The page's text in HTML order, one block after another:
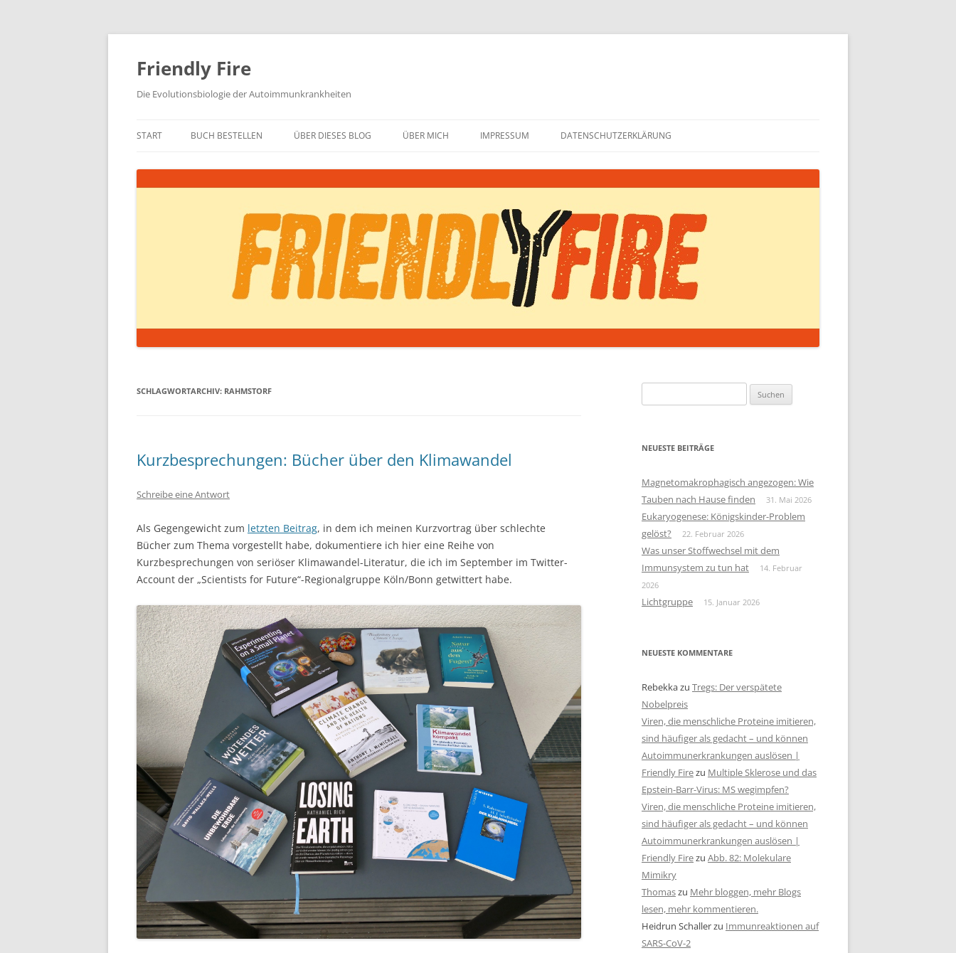
Zum
springen
Friendly Fire
Die Evolutionsbiologie der Autoimmunkrankheiten
START BUCH BESTELLEN ÜBER DIESES BLOG ÜBER MICH IMPRESSUM DATENSCHUTZERKLÄRUNG
SCHLAGWORTARCHIV: RAHMSTORF
Kurzbesprechungen: Bücher über den Klimawandel
Schreibe eine Antwort
Als Gegengewicht zum letzten Beitrag, in dem ich meinen Kurzvortrag über schlechte
Bücher zum Thema vorgestellt habe, dokumentiere ich hier eine Reihe von
Kurzbesprechungen von seriöser Klimawandel-Literatur, die ich im September im Twitter-
Account der „Scientists for Future“-Regionalgruppe Köln/Bonn getwittert habe.
nach:
NEUESTE BEITRÄGE
Magnetomakrophagisch angezogen: Wie
Tauben nach Hause finden
31. Mai 2026
Eukaryogenese: Königskinder-Problem
gelöst?
22. Februar 2026
Was unser Stoffwechsel mit dem
Immunsystem zu tun hat
14. Februar
2026
Lichtgruppe 15. Januar 2026
NEUESTE KOMMENTARE
Rebekkazu Tregs: Der verspätete
Nobelpreis
Viren, die menschliche Proteine imitieren,
sind häufiger als gedacht – und können
Autoimmunerkrankungen auslösen |
Friendly Firezu Multiple Sklerose und das
Epstein-Barr-Virus: MS wegimpfen?
Viren, die menschliche Proteine imitieren,
sind häufiger als gedacht – und können
Autoimmunerkrankungen auslösen |
Friendly Firezu Abb. 82: Molekulare
Mimikry
Thomaszu Mehr bloggen, mehr Blogs
lesen, mehr kommentieren.
Heidrun Schallerzu Immunreaktionen auf
SARS-CoV-2